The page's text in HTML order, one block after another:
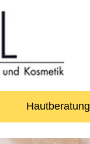
Hautberatung